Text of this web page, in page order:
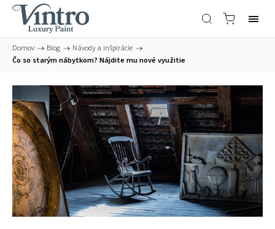
Domov / Blog / Návody a inšpirácie /
Čo so starým nábytkom? Nájdite mu nové využitie